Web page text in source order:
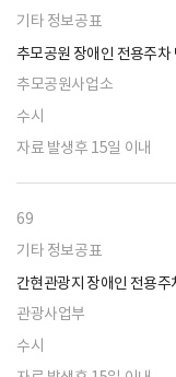
기타 정보공표
추모공원 장애인 전용주차
추모공원사업소
수시
자료 발생후 15일 이내
69
기타 정보공표
간현관광지 장애인 전용주
관광사업부
수시